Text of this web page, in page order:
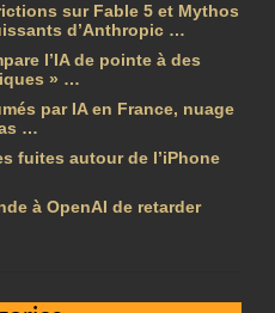
sur Fable 5 et Mythos
d’Anthropic …
l’IA de pointe à des
» …
par IA en France, nuage
…
fuites autour de l’iPhone
à OpenAI de retarder